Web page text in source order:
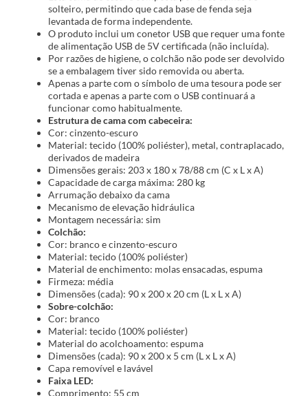
solteiro, permitindo que cada base de fenda seja
levantada de forma independente.
O produto inclui um conetor USB que requer uma fonte
de alimentação USB de 5V certificada (não incluída).
Por razões de higiene, o colchão não pode ser devolvido
se a embalagem tiver sido removida ou aberta.
Apenas a parte com o símbolo de uma tesoura pode ser
cortada e apenas a parte com o USB continuará a
funcionar como habitualmente.
Estrutura de cama com cabeceira:
Cor: cinzento-escuro
Material: tecido (100% poliéster), metal, contraplacado,
derivados de madeira
Dimensões gerais: 203 x 180 x 78/88 cm (C x L x A)
Capacidade de carga máxima: 280 kg
Arrumação debaixo da cama
Mecanismo de elevação hidráulica
Montagem necessária: sim
Colchão:
Cor: branco e cinzento-escuro
Material: tecido (100% poliéster)
Material de enchimento: molas ensacadas, espuma
Firmeza: média
Dimensões (cada): 90 x 200 x 20 cm (L x L x A)
Sobre-colchão:
Cor: branco
Material: tecido (100% poliéster)
Material do acolchoamento: espuma
Dimensões (cada): 90 x 200 x 5 cm (L x L x A)
Capa removível e lavável
Faixa LED:
Comprimento: 55 cm